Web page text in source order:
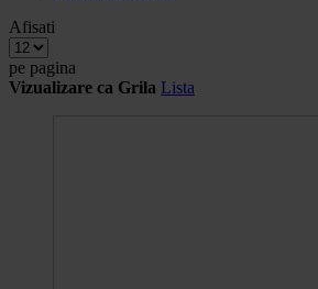
Afisati
pe pagina
Vizualizare ca Grila Lista